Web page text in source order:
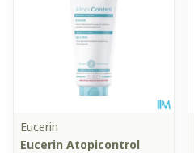
Eucerin
Eucerin Atopicontrol